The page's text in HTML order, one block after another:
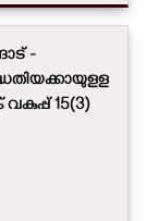
-
വകുപ്പ് 15(3)